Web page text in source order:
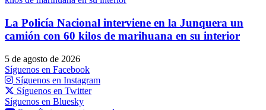
La Policía Nacional interviene en la Junquera un
camión con 60 kilos de marihuana en su interior
5 de agosto de 2026
Síguenos en Facebook
Síguenos en Instagram
Síguenos en Twitter
Síguenos en Bluesky